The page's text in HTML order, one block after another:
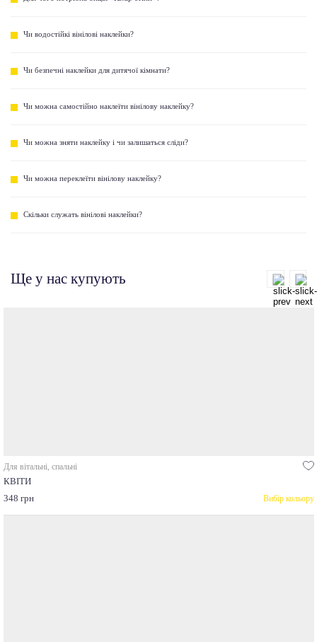
Чи водостійкі вінілові наклейки?
Чи безпечні наклейки для дитячої кімнати?
Чи можна самостійно наклеїти вінілову наклейку?
Чи можна зняти наклейку і чи залишаться сліди?
Чи можна переклеїти вінілову наклейку?
Скільки служать вінілові наклейки?
Ще у нас купують
Для вітальні, спальні
КВІТИ
348 грн
Вибір кольору